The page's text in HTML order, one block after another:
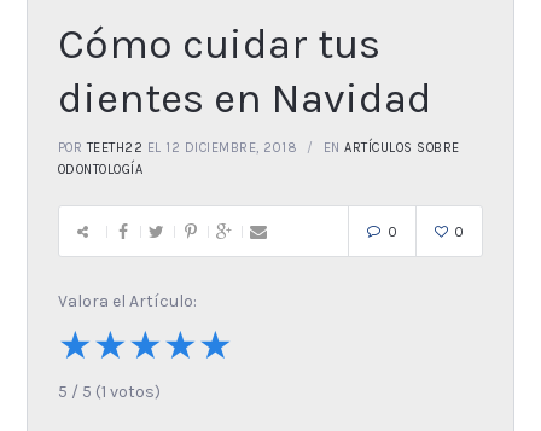
Cómo cuidar tus
dientes en Navidad
PORTEETH22 EL 12 DICIEMBRE, 2018 ENARTÍCULOS SOBRE
ODONTOLOGÍA
0
0
Valora el Artículo:
★★★★★
5 / 5 (1 votos)